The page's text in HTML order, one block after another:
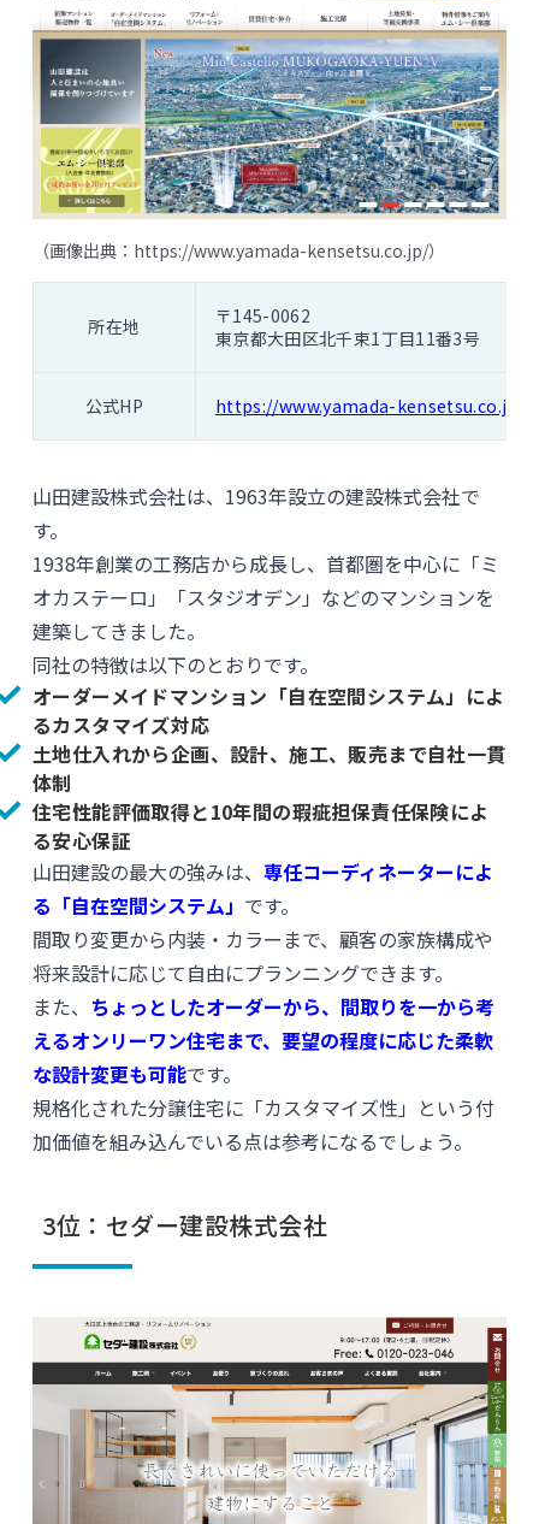
（画像出典： https://www.yamada-kensetsu.co.jp/）
所在地
〒145-0062
東京都大田区北千束1丁目11番3号
公式HP https://www.yamada-kensetsu.co.jp/
山田建設株式会社は、1963年設立の建設株式会社で
す。
1938年創業の工務店から成長し、首都圏を中心に「ミ
オカステーロ」「スタジオデン」などのマンションを
建築してきました。
同社の特徴は以下のとおりです。
オーダーメイドマンション「自在空間システム」によ
るカスタマイズ対応
土地仕入れから企画、設計、施工、販売まで自社一貫
体制
住宅性能評価取得と10年間の瑕疵担保責任保険によ
る安心保証
山田建設の最大の強みは、 専任コーディネーターによ
る「自在空間システム」 です。
間取り変更から内装・カラーまで、顧客の家族構成や
将来設計に応じて自由にプランニングできます。
また、 ちょっとしたオーダーから、間取りを一から考
えるオンリーワン住宅まで、要望の程度に応じた柔軟
な設計変更も可能です。
規格化された分譲住宅に「カスタマイズ性」という付
加価値を組み込んでいる点は参考になるでしょう。
3位：セダー建設株式会社